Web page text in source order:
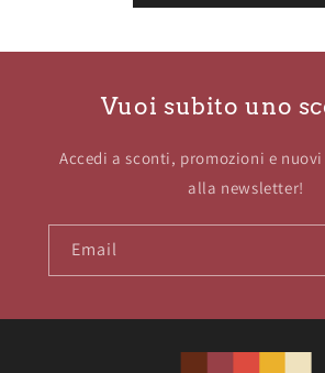
Vuoi subito uno
Accedi a sconti, promozioni e
alla newsletter!
Email